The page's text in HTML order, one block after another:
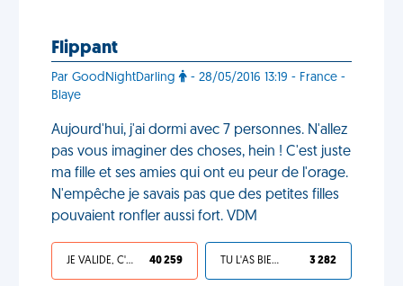
Flippant
Par GoodNightDarling
- 28/05/2016 13:19 - France -
Blaye
Aujourd'hui, j'ai dormi avec 7 personnes. N'allez
pas vous imaginer des choses, hein ! C'est juste
ma fille et ses amies qui ont eu peur de l'orage.
N'empêche je savais pas que des petites filles
pouvaient ronfler aussi fort. VDM
JE VALIDE, C'EST UNE VDM 40 259 TU L'AS BIEN MÉRITÉ 3 282